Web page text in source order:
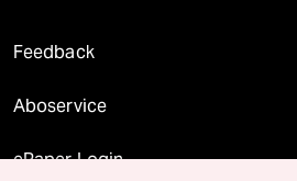
Feedback
Aboservice
ePaper Login